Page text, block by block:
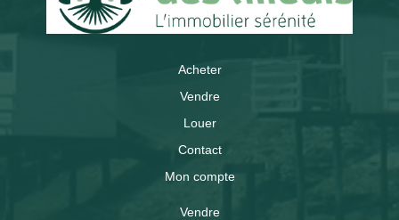
Acheter
Vendre
Louer
Contact
Mon compte
Vendre